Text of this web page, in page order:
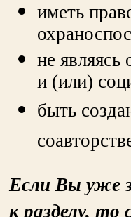
иметь
не
и (или)
быть
Если Вы уже
к разделу,